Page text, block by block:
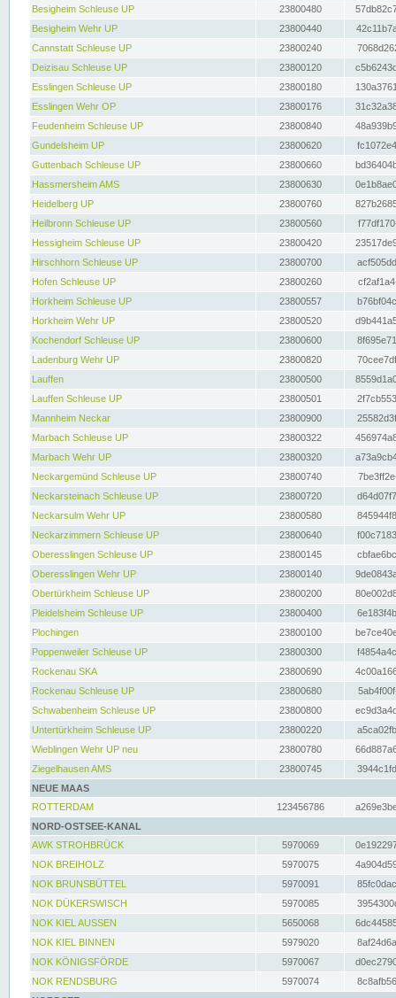
Besigheim Schleuse UP
23800480
Besigheim Wehr UP
23800440
Cannstatt Schleuse UP
23800240
Deizisau Schleuse UP
23800120
Esslingen Schleuse UP
23800180
Esslingen Wehr OP
23800176
Feudenheim Schleuse UP
23800840
Gundelsheim UP
23800620
Guttenbach Schleuse UP
23800660
Hassmersheim AMS
23800630
Heidelberg UP
23800760
Heilbronn Schleuse UP
23800560
Hessigheim Schleuse UP
23800420
Hirschhorn Schleuse UP
23800700
Hofen Schleuse UP
23800260
Horkheim Schleuse UP
23800557
Horkheim Wehr UP
23800520
Kochendorf Schleuse UP
23800600
Ladenburg Wehr UP
23800820
Lauffen
23800500
Lauffen Schleuse UP
23800501
Mannheim Neckar
23800900
Marbach Schleuse UP
23800322
Marbach Wehr UP
23800320
Neckargemünd Schleuse UP
23800740
Neckarsteinach Schleuse UP
23800720
Neckarsulm Wehr UP
23800580
Neckarzimmern Schleuse UP
23800640
Oberesslingen Schleuse UP
23800145
Oberesslingen Wehr UP
23800140
Obertürkheim Schleuse UP
23800200
Pleidelsheim Schleuse UP
23800400
Plochingen
23800100
Poppenweiler Schleuse UP
23800300
Rockenau SKA
23800690
Rockenau Schleuse UP
23800680
Schwabenheim Schleuse UP
23800800
Untertürkheim Schleuse UP
23800220
Wieblingen Wehr UP neu
23800780
Ziegelhausen AMS
23800745
NEUE MAAS
ROTTERDAM
123456786
NORD-OSTSEE-KANAL
AWK STROHBRÜCK
5970069
NOK BREIHOLZ
5970075
NOK BRUNSBÜTTEL
5970091
NOK DÜKERSWISCH
5970085
NOK KIEL AUSSEN
5650068
NOK KIEL BINNEN
5979020
NOK KÖNIGSFÖRDE
5970067
NOK RENDSBURG
5970074